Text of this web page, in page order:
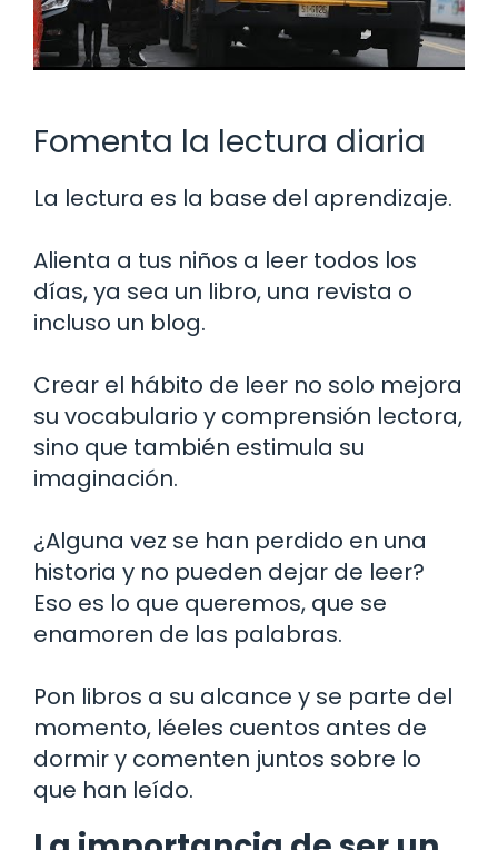
Fomenta la lectura diaria
La lectura es la base del aprendizaje.
Alienta a tus niños a leer todos los
días, ya sea un libro, una revista o
incluso un blog.
Crear el hábito de leer no solo mejora
su vocabulario y comprensión lectora,
sino que también estimula su
imaginación.
¿Alguna vez se han perdido en una
historia y no pueden dejar de leer?
Eso es lo que queremos, que se
enamoren de las palabras.
Pon libros a su alcance y se parte del
momento, léeles cuentos antes de
dormir y comenten juntos sobre lo
que han leído.